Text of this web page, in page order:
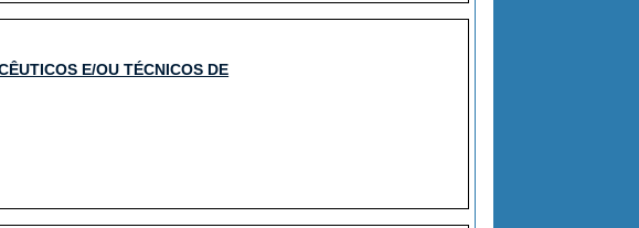
E/OU TÉCNICOS DE